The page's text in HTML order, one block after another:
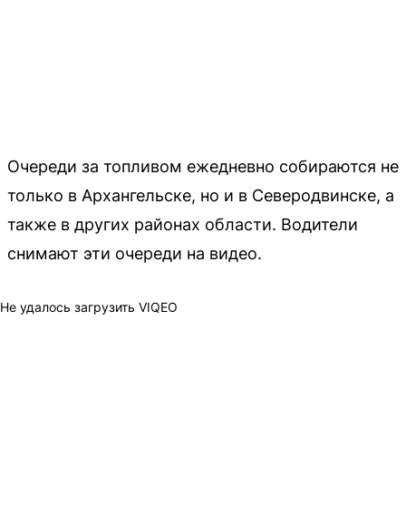
Очереди за топливом ежедневно собираются не
только в Архангельске, но и в Северодвинске, а
также в других районах области. Водители
снимают эти очереди на видео.
Не удалось загрузить VIQEO